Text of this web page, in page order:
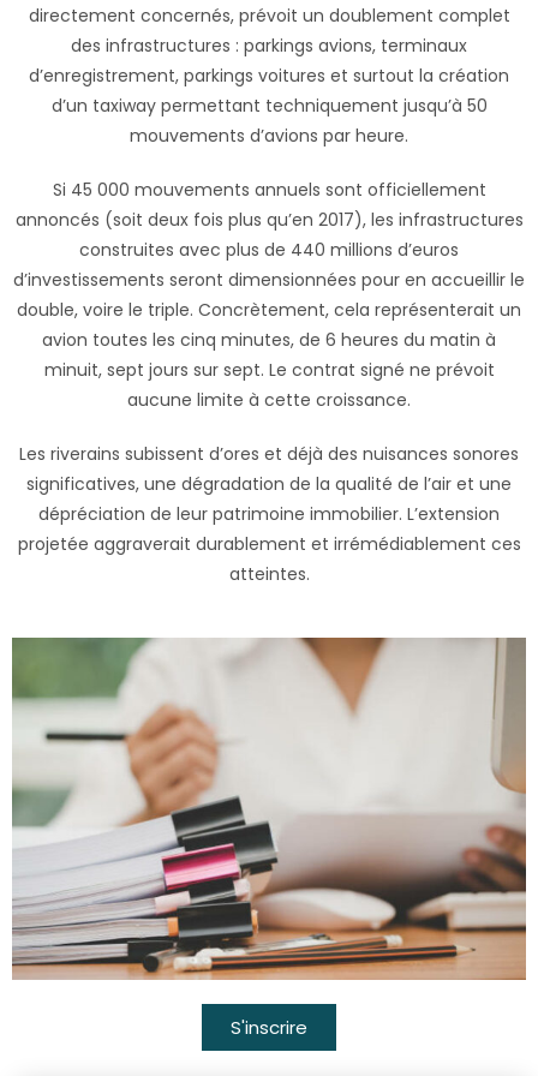
directement concernés, prévoit un doublement complet
des infrastructures : parkings avions, terminaux
d’enregistrement, parkings voitures et surtout la création
d’un taxiway permettant techniquement jusqu’à 50
mouvements d’avions par heure.
Si 45 000 mouvements annuels sont officiellement
annoncés (soit deux fois plus qu’en 2017), les infrastructures
construites avec plus de 440 millions d’euros
d’investissements seront dimensionnées pour en accueillir le
double, voire le triple. Concrètement, cela représenterait un
avion toutes les cinq minutes, de 6 heures du matin à
minuit, sept jours sur sept. Le contrat signé ne prévoit
aucune limite à cette croissance.
Les riverains subissent d’ores et déjà des nuisances sonores
significatives, une dégradation de la qualité de l’air et une
dépréciation de leur patrimoine immobilier. L’extension
projetée aggraverait durablement et irrémédiablement ces
atteintes.
S'inscrire